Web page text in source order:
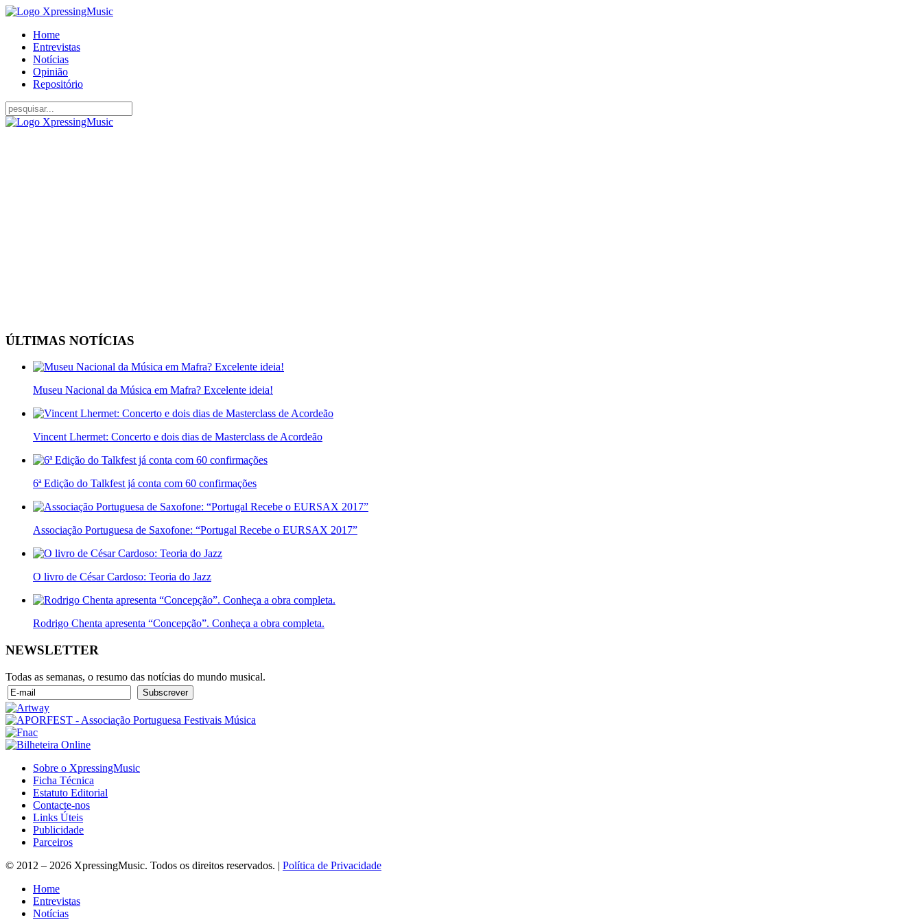
Home
Entrevistas
Notícias
Opinião
Repositório
ÚLTIMAS NOTÍCIAS
Museu Nacional da Música em Mafra? Excelente ideia!
Vincent Lhermet: Concerto e dois dias de Masterclass de Acordeão
6ª Edição do Talkfest já conta com 60 confirmações
Associação Portuguesa de Saxofone: “Portugal Recebe o EURSAX 2017”
O livro de César Cardoso: Teoria do Jazz
Rodrigo Chenta apresenta “Concepção”. Conheça a obra completa.
NEWSLETTER
Todas as semanas, o resumo das notícias do mundo musical.
Sobre o XpressingMusic
Ficha Técnica
Estatuto Editorial
Contacte-nos
Links Úteis
Publicidade
Parceiros
© 2012 – 2026 XpressingMusic. Todos os direitos reservados. | Política de Privacidade
Home
Entrevistas
Notícias